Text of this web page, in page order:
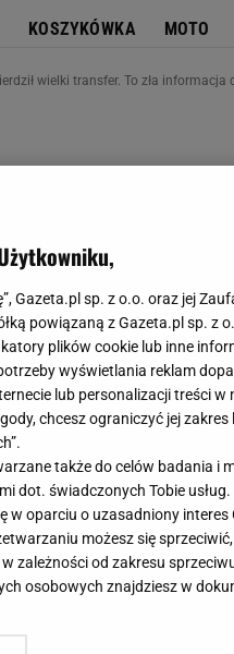
KOSZYKÓWKA MOTO
wielki transfer. To zła informacja
Gazeta.pl sp. z o.o. oraz jej
powiązaną z Gazeta.pl sp. z
plików cookie lub inne
wyświetlania reklam
lub personalizacji treści
chcesz ograniczyć jej
także do celów badania i
dot. świadczonych Tobie
oparciu o uzasadniony interes
możesz się
zależności od zakresu
osobowych znajdziesz w